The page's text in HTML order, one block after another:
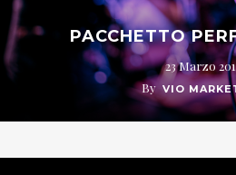
PACCHETTO
23 Marzo
By VIO